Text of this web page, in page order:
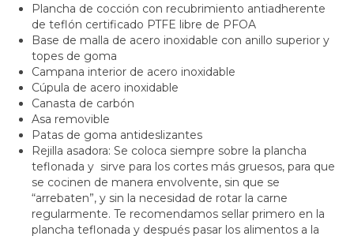
Plancha de cocción con recubrimiento antiadherente
de teflón certificado PTFE libre de PFOA
Base de malla de acero inoxidable con anillo superior y
topes de goma
Campana interior de acero inoxidable
Cúpula de acero inoxidable
Canasta de carbón
Asa removible
Patas de goma antideslizantes
Rejilla asadora: Se coloca siempre sobre la plancha
teflonada y sirve para los cortes más gruesos, para que
se cocinen de manera envolvente, sin que se
“arrebaten”, y sin la necesidad de rotar la carne
regularmente. Te recomendamos sellar primero en la
plancha teflonada y después pasar los alimentos a la